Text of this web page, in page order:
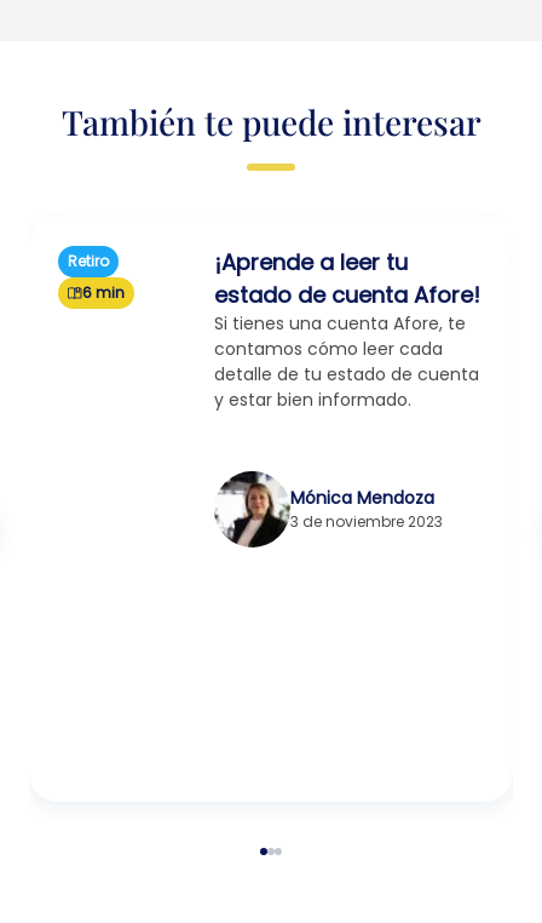
También te puede interesar
Retiro
6 min
¡Aprende a leer tu
estado de cuenta Afore!
Si tienes una cuenta Afore, te
contamos cómo leer cada
detalle de tu estado de cuenta
y estar bien informado.
Mónica Mendoza
3 de noviembre 2023